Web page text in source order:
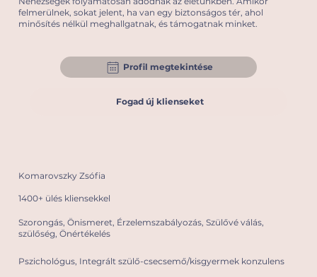
felmerülnek, sokat jelent, ha van egy biztonságos tér, ahol
minősítés nélkül meghallgatnak, és támogatnak minket.
Profil megtekintése
Fogad új klienseket
Komarovszky Zsófia
1400+ ülés kliensekkel
Szorongás, Önismeret, Érzelemszabályozás, Szülővé válás,
szülőség, Önértékelés
Pszichológus, Integrált szülő-csecsemő/kisgyermek konzulens